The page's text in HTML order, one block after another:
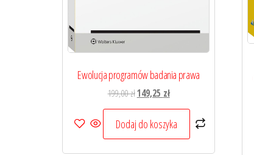
Ewolucja programów badania prawa
199,00złPierwotna
cena
wynosiła:
199,00 zł.
149,25 złAktualna
cena
wynosi:
149,25 zł.
Dodaj do koszyka